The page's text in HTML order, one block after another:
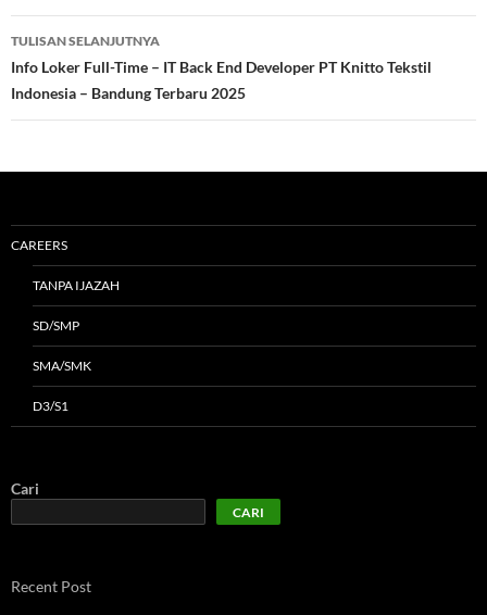
TULISAN SELANJUTNYA
Info Loker Full-Time – IT Back End Developer PT Knitto Tekstil
Indonesia – Bandung Terbaru 2025
CAREERS
TANPA IJAZAH
SD/SMP
SMA/SMK
D3/S1
Cari
CARI
Recent Post